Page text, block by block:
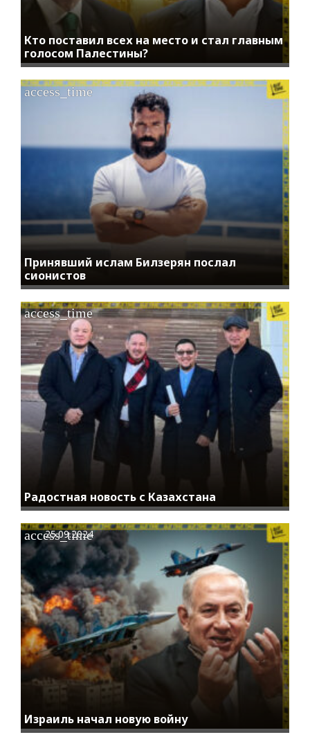
Кто поставил всех на место и стал главным
голосом Палестины?
Принявший ислам Билзерян послал
сионистов
access_time
Радостная новость с Казахстана
access_time
Израиль начал новую войну
access_time
25.09.2024